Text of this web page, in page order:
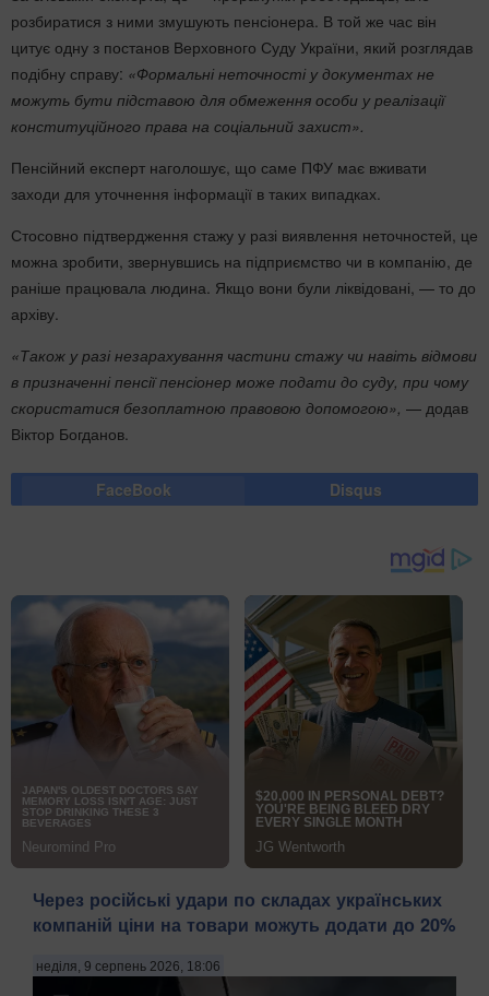
розбиратися з ними змушують пенсіонера. В той же час він
цитує одну з постанов Верховного Суду України, який розглядав
подібну справу: «Формальні неточності у документах не
можуть бути підставою для обмеження особи у реалізації
конституційного права на соціальний захист».
Пенсійний експерт наголошує, що саме ПФУ має вживати
заходи для уточнення інформації в таких випадках.
Стосовно підтвердження стажу у разі виявлення неточностей, це
можна зробити, звернувшись на підприємство чи в компанію, де
раніше працювала людина. Якщо вони були ліквідовані, — то до
архіву.
«Також у разі незарахування частини стажу чи навіть відмови
в призначенні пенсії пенсіонер може подати до суду, при чому
скористатися безоплатною правовою допомогою», — додав
Віктор Богданов.
FaceBook Disqus
Через російські удари по складах українських
компаній ціни на товари можуть додати до 20%
неділя, 9 серпень 2026, 18:06